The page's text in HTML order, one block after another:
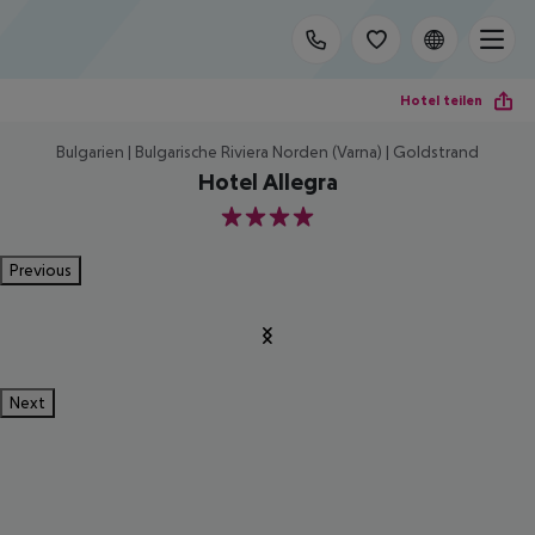
Hotel teilen
Bulgarien | Bulgarische Riviera Norden (Varna) | Goldstrand
Hotel Allegra
4
Previous
Next